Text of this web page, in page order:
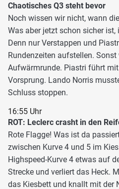
Chaotisches Q3 steht bevor
Noch wissen wir nicht, wann
Was aber jetzt schon sicher ist,
Denn nur Verstappen und
Rundenzeiten aufstellen.
Aufwärmrunde. Piastri führt
Vorsprung. Lando Norris
Schluss stoppen.
16:55 Uhr
ROT: Leclerc crasht in den
Rote Flagge! Was ist da
zwischen Kurve 4 und 5 im
Highspeed-Kurve 4 etwas auf
Strecke und verliert das Heck.
das Kiesbett und knallt mit der